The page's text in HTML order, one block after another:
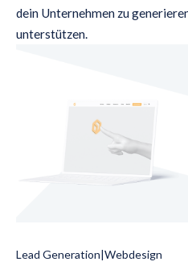
dein Unternehmen zu
unterstützen.
Lead Generation|Webdesign